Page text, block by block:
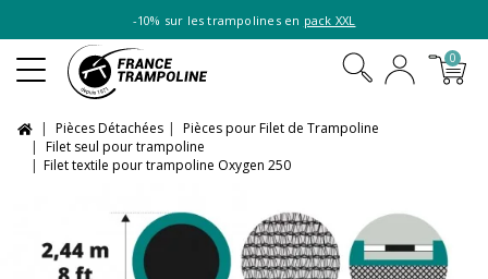
-10% sur les trampolines en pack XXL
0
Pièces Détachées
Pièces pour Filet de Trampoline
Filet seul pour trampoline
Filet textile pour trampoline Oxygen 250